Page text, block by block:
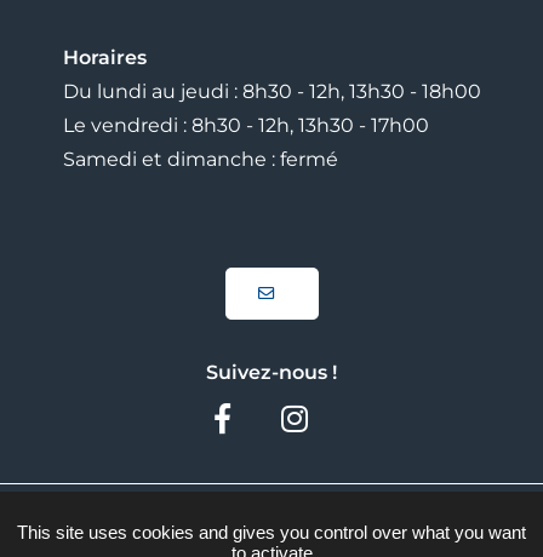
Horaires
Du lundi au jeudi : 8h30 - 12h, 13h30 - 18h00
Le vendredi : 8h30 - 12h, 13h30 - 17h00
Samedi et dimanche : fermé
Suivez-nous !
Facebook
This site uses cookies and gives you control over what you want
to activate